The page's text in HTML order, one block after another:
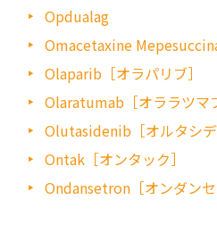
Opdualag
Omacetaxine
Olaparib［オラパリブ］
Olaratumab［オララツマ
Olutasidenib［オルタシデ
Ontak［オンタック］
Ondansetron［オンダンセ